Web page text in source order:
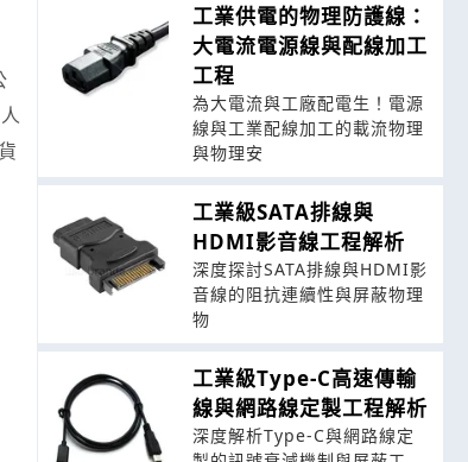
工業供電的物理防護線：
大電流電源線與配線加工
工程
為大電流與工廠配電生！電源
線與工業配線加工的載流物理
與物理安
工業級SATA排線與
HDMI影音線工程解析
深度探討SATA排線與HDMI影
音線的阻抗連續性與屏蔽物理
物
工業級Type-C高速傳輸
線與網路線定製工程解析
深度解析Type-C與網路線定